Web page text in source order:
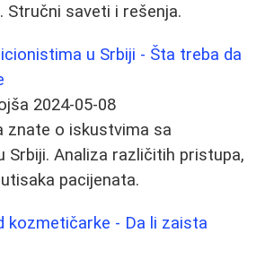
Stručni saveti i rešenja.
u Srbiji - Šta treba da
2024-05-08
znate o iskustvima sa
Srbiji. Analiza različitih pristupa,
pacijenata.
kozmetičarke - Da li zaista